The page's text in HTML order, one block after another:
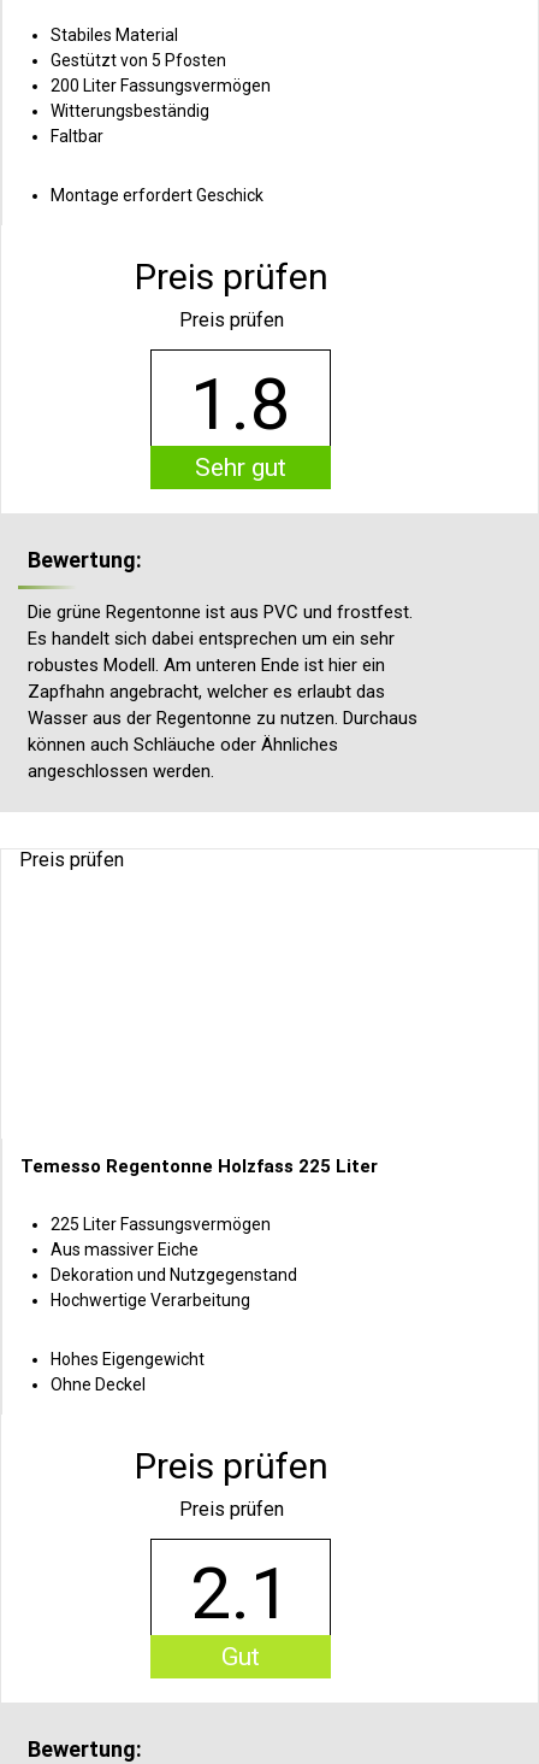
Stabiles Material
Gestützt von 5 Pfosten
200 Liter Fassungsvermögen
Witterungsbeständig
Faltbar
Montage erfordert Geschick
Preis prüfen
Preis prüfen
1.8
Sehr gut
Bewertung:
Die grüne Regentonne ist aus PVC und frostfest.
Es handelt sich dabei entsprechen um ein sehr
robustes Modell. Am unteren Ende ist hier ein
Zapfhahn angebracht, welcher es erlaubt das
Wasser aus der Regentonne zu nutzen. Durchaus
können auch Schläuche oder Ähnliches
angeschlossen werden.
Preis prüfen
Temesso Regentonne Holzfass 225 Liter
225 Liter Fassungsvermögen
Aus massiver Eiche
Dekoration und Nutzgegenstand
Hochwertige Verarbeitung
Hohes Eigengewicht
Ohne Deckel
Preis prüfen
Preis prüfen
2.1
Gut
Bewertung: